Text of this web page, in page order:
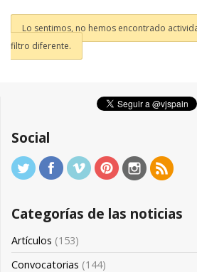
Lo sentimos, no hemos encontrado
filtro diferente.
Social
Categorías de las noticias
Artículos (153)
Convocatorias (144)